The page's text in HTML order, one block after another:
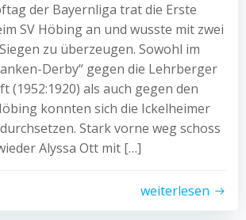
der Bayernliga trat die Erste
SV Höbing an und wusste mit zwei
zu überzeugen. Sowohl im
Derby“ gegen die Lehrberger
(1952:1920) als auch gegen den
konnten sich die Ickelheimer
Stark vorne weg schoss
Alyssa Ott mit […]
weiterlesen